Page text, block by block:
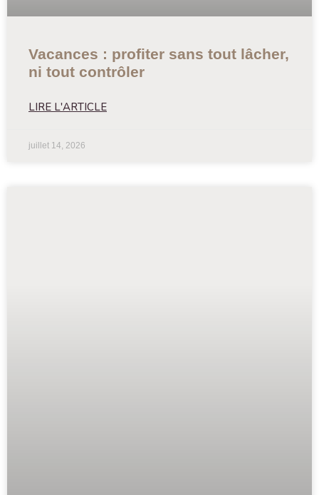
Vacances : profiter sans tout lâcher,
ni tout contrôler
LIRE L'ARTICLE
juillet 14, 2026